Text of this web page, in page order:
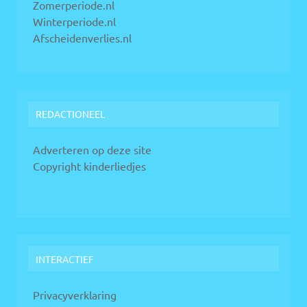
Zomerperiode.nl
Winterperiode.nl
Afscheidenverlies.nl
REDACTIONEEL
Adverteren op deze site
Copyright kinderliedjes
INTERACTIEF
Privacyverklaring